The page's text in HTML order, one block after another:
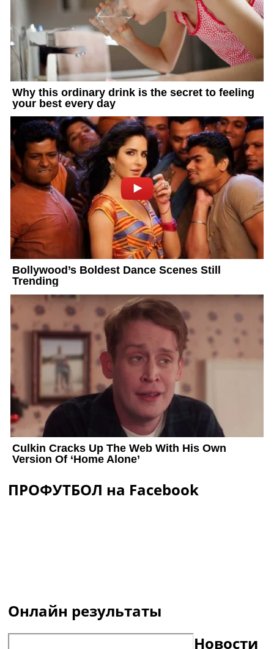
ПРОФУТБОЛ на Facebook
Онлайн результаты
Новости